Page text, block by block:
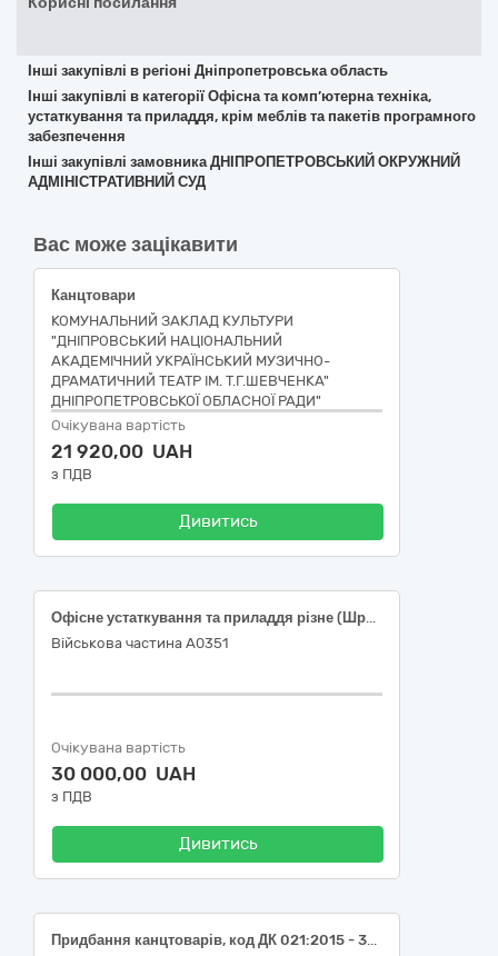
Інші закупівлі в регіоні Дніпропетровська область
Інші закупівлі в категорії Офісна та комп’ютерна техніка,
устаткування та приладдя, крім меблів та пакетів програмного
забезпечення
Інші закупівлі замовника ДНІПРОПЕТРОВСЬКИЙ ОКРУЖНИЙ
АДМІНІСТРАТИВНИЙ СУД
Вас може зацікавити
Канцтовари
КОМУНАЛЬНИЙ ЗАКЛАД КУЛЬТУРИ
"ДНІПРОВСЬКИЙ НАЦІОНАЛЬНИЙ
АКАДЕМІЧНИЙ УКРАЇНСЬКИЙ МУЗИЧНО-
ДРАМАТИЧНИЙ ТЕАТР ІМ. Т.Г.ШЕВЧЕНКА"
ДНІПРОПЕТРОВСЬКОЇ ОБЛАСНОЇ РАДИ"
Очікувана вартість
21 920,00 UAH
з ПДВ
Дивитись
Офісне устаткування та приладдя різне (Шредер)
Військова частина А0351
Очікувана вартість
30 000,00 UAH
з ПДВ
Дивитись
Придбання канцтоварів, код ДК 021:2015 - 30190000-7 Офісне устаткування та приладдя різне